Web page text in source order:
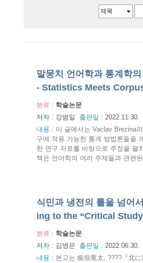
말뭉치 언어학과 통계학
- Statistics Meets
분류 : 학술논문
저자 : 강범일 출판일 : 2022.11.30.
내용 : 이 글에서는 Vaclav Brezina
구에 적용 가능한 통계 방법론들을
한 연구 자료를 바탕으로 주장을 펼
책은 언어학의 여러 주제들과 관련
식민과 냉전의 틀을 넘어
ing to the “Critical
분류 : 학술논문
저자 : 김병문 출판일 : 2022.06.30.
내용 : 본고는 板垣竜太, ????『北